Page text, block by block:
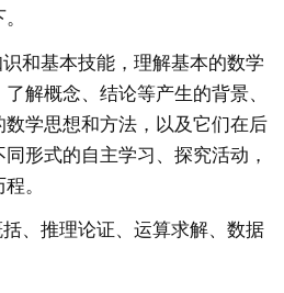
和基本技能，理解基本的数学
解概念、结论等产生的背景、
学思想和方法，以及它们在后
形式的自主学习、探究活动，
。
、推理论证、运算求解、数据